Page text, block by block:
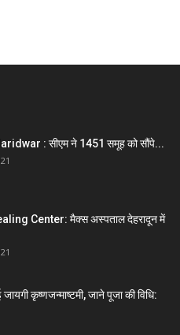
: सीएम ने 1451 समूह को सौंपे...
Center: मैक्स अस्पताल देहरादून में
कृष्णजन्माष्टमी, जाने पूजा की विधि: